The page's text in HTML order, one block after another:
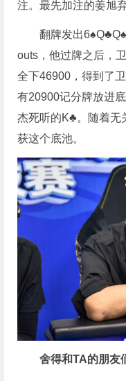
注。最先加注的姜旭
翻牌发出
outs，他过牌之后，
全下46900，得到了
有20900记分牌放进
杰死听的K♣️。随着无
获这个底池。
舍得和TA的朋友